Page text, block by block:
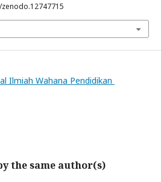
Ilmiah Wahana Pendidikan
the same author(s)